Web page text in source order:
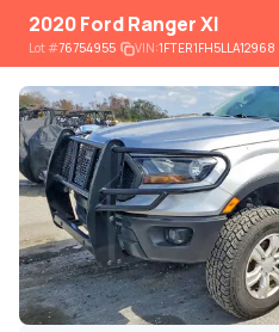
2020 Ford Ranger Xl
Lot#76754955 VIN:1FTER1FH5LLA12968